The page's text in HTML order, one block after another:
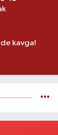
kavga!